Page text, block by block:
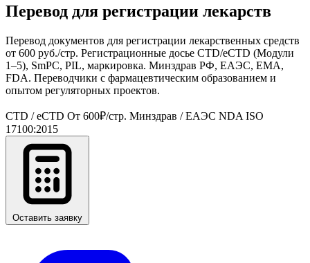
Перевод для регистрации лекарств
Перевод документов для регистрации лекарственных средств
от 600 руб./стр. Регистрационные досье CTD/eCTD (Модули
1–5), SmPC, PIL, маркировка. Минздрав РФ, ЕАЭС, EMA,
FDA. Переводчики с фармацевтическим образованием и
опытом регуляторных проектов.
CTD / eCTD От 600₽/стр. Минздрав / ЕАЭС NDA ISO
17100:2015
Оставить заявку